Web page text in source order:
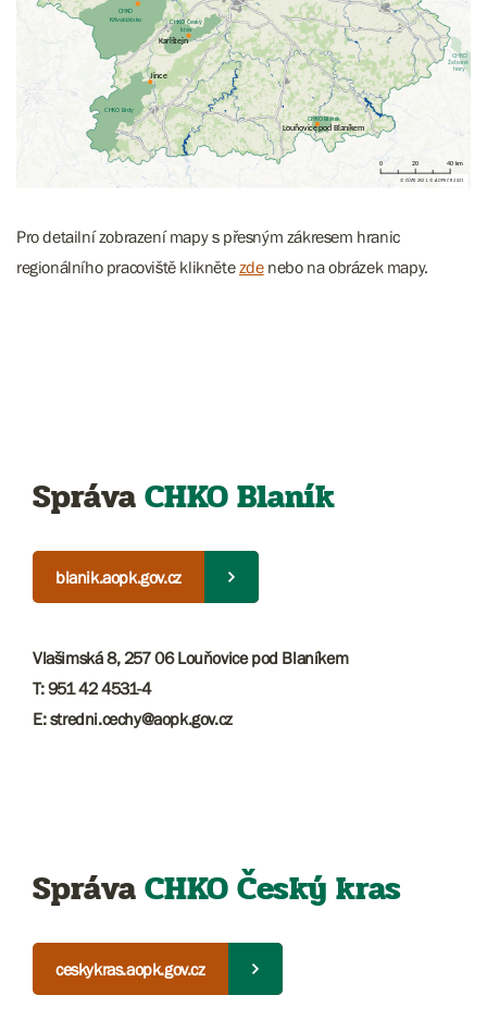
Pro detailní zobrazení mapy s přesným zákresem hranic
regionálního pracoviště kliknětezdenebo na obrázek mapy.
SprávaCHKO Blaník
blanik.aopk.gov.cz
Vlašimská 8, 257 06 Louňovice pod Blaníkem
T: 951 42 4531-4
E: stredni.cechy@aopk.gov.cz
SprávaCHKO Český kras
ceskykras.aopk.gov.cz